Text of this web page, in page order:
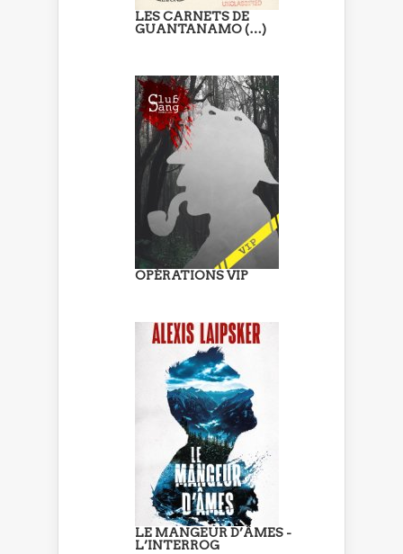
LES CARNETS DE
GUANTANAMO (…)
OPÉRATIONS VIP
LE MANGEUR D’ÂMES -
L’INTERROG